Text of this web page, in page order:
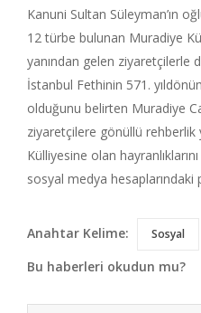
Kanuni Sultan Süleyman’ın
12 türbe bulunan Muradiye
yanından gelen ziyaretçilerle
İstanbul Fethinin 571.
olduğunu belirten Muradiye
ziyaretçilere gönüllü rehberlik
Külliyesine olan
sosyal medya hesaplarındaki
Anahtar Kelime: Sosyal
Bu haberleri okudun mu?